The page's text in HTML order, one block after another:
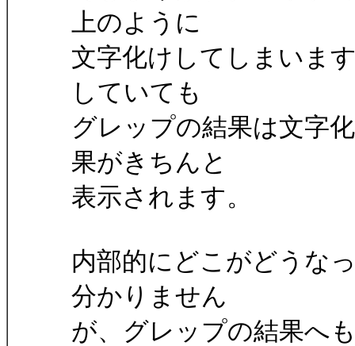
上のように
文字化けしてしまいま
していても
グレップの結果は文字
果がきちんと
表示されます。
内部的にどこがどうな
分かりません
が、グレップの結果へ